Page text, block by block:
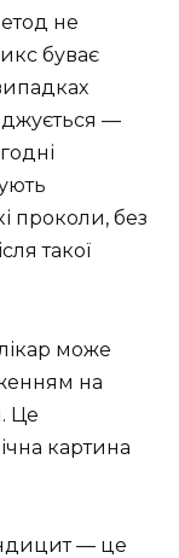
не
буває
—
проколи, без
такої
може
на
Це
картина
— це